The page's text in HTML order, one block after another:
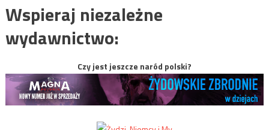
Wspieraj niezależne
wydawnictwo:
Czy jest jeszcze naród polski?